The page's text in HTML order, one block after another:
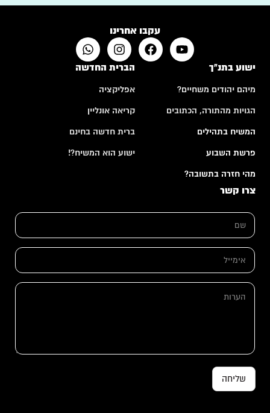
עקבו אחרינו
ישוע בתנ"ך
מיהם יהודים משחיים?
הגויות מהתורה, הכתובים
המשיח בתהילים
פרשת השבוע
מהי חזרה בתשובה?
הברית החדשה
אפליקציה
קריאה אונליין
ברית חדשה בחינם
ישוע הוא המשיח?!
צרו קשר
א
מ
י
ל
ש
*
א
מ
י
ה
שליחה